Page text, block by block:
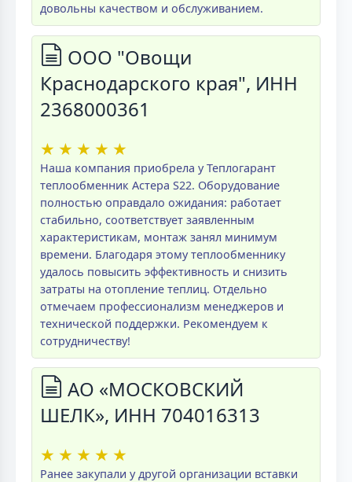
довольны качеством и обслуживанием.
ООО "Овощи
Краснодарского края", ИНН
2368000361
★ ★ ★ ★ ★
Наша компания приобрела у Теплогарант
теплообменник Астера S22. Оборудование
полностью оправдало ожидания: работает
стабильно, соответствует заявленным
характеристикам, монтаж занял минимум
времени. Благодаря этому теплообменнику
удалось повысить эффективность и снизить
затраты на отопление теплиц. Отдельно
отмечаем профессионализм менеджеров и
технической поддержки. Рекомендуем к
сотрудничеству!
АО «МОСКОВСКИЙ
ШЕЛК», ИНН 704016313
★ ★ ★ ★ ★
Ранее закупали у другой организации вставки